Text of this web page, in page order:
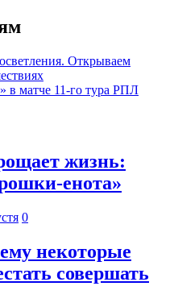
Открываем
в матче 11-го тура РПЛ
жизнь:
енота»
0
некоторые
совершать